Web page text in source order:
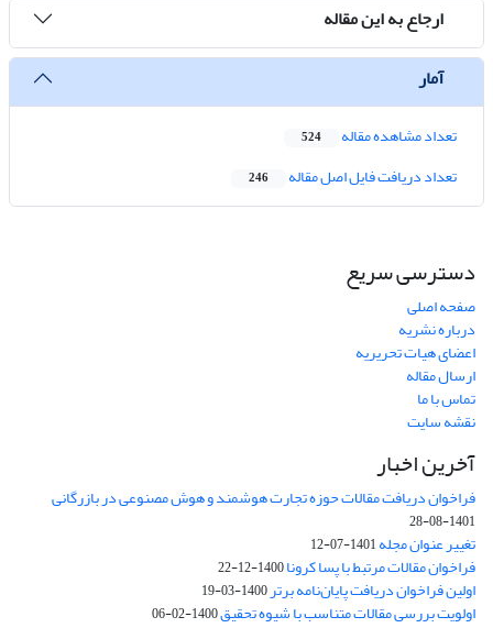
ارجاع به این مقاله
آمار
تعداد مشاهده مقاله 524
تعداد دریافت فایل اصل مقاله 246
دسترسی سریع
صفحه اصلی
درباره نشریه
اعضای هیات تحریریه
ارسال مقاله
تماس با ما
نقشه سایت
آخرین اخبار
فراخوان دریافت مقالات حوزه تجارت هوشمند و هوش مصنوعی در بازرگانی
1401-08-28
تغییر عنوان مجله1401-07-12
فراخوان مقالات مرتبط با پسا کرونا1400-12-22
اولین فراخوان دریافت پایان‌نامه برتر1400-03-19
اولویت بررسی مقالات متناسب با شیوه تحقیق1400-02-06